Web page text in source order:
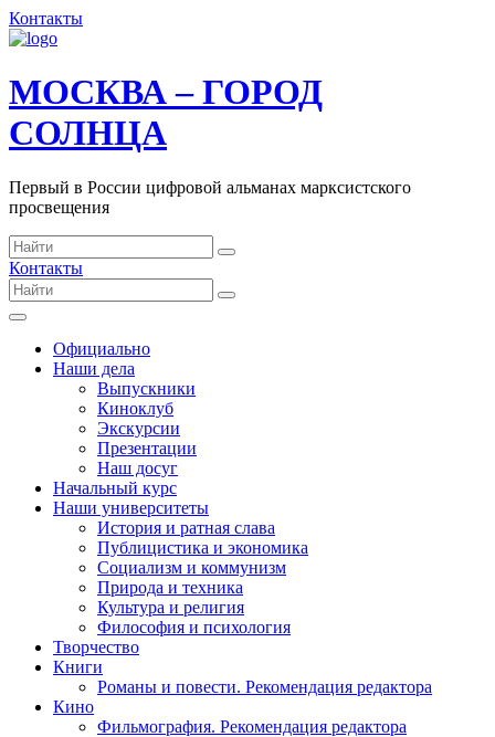
Контакты
МОСКВА – ГОРОД
СОЛНЦА
Первый в России цифровой альманах марксистского
просвещения
Контакты
Официально
Наши дела
Выпускники
Киноклуб
Экскурсии
Презентации
Наш досуг
Начальный курс
Наши университеты
История и ратная слава
Публицистика и экономика
Социализм и коммунизм
Природа и техника
Культура и религия
Философия и психология
Творчество
Книги
Романы и повести. Рекомендация редактора
Кино
Фильмография. Рекомендация редактора